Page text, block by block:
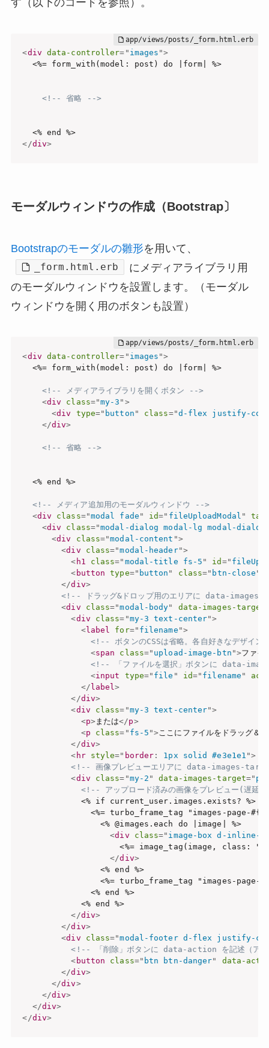
<div data-controller= " images ">
  <%= form_with(model: post) do |form| %>
<!-- 省略 -->
</div>
モーダルウィンドウの作成（Bootstrap〕
Bootstrapのモーダルの雛形を用いて、
_form.html.erb
にメディアライブラリ用
のモーダルウィンドウを設置します。（モーダル
ウィンドウを開く用のボタンも設置）
<div data-controller= " images ">
  <%= form_with(model: post) do |form| %>
<!-- メディアライブラリを開くボタン -->
<div class="my-3 " >
<div type=" button " class="d-flex justify-
</div>
<!-- 省略 -->
  <% end %>
<!-- メディア追加用のモーダルウィンドウ -->
<div class="modal fade " id=" fileUploadModal "
<div class="modal-dialog modal-lg modal-
<div class="modal-content ">
<div class="modal-header">
< h1 class=" modal-title fs-5 " id ="
< button type=" button " class=" btn-close "
</div>
<!-- ドラッグ&ドロップ用のエリアに data-
<div class="modal-body" data-images-target
<div class= "my-3 text-center">
<label for=" filename ">
<!-- ボタンのCSSは省略。各自好きなデザイ
<span class=" upload-image-btn ">ファイ
<!-- 「ファイルを選択」ボタンに data-
<input type=" file " id=" filename "
</ label>
</div>
<div class= "my-3 text-center">
<p>または</p>
<p class= " fs-5 ">ここにファイルをドラッグ＆
</div>
< hr style=" border : 1px solid #e3e1e1 ">
<!-- 画像プレビューエリアに data-images-
<div class= "my-2 " data-images-target="
<!-- アップロード済みの画像をプレビュー(遅延
            <% if current_user.images.exists? %>
<%= turbo_frame_tag "images-page-
                <% @images.each do |image| %>
<div class=" image-box d-inline-
<%= image_tag(image, class:
</div>
                <% end %>
<%= turbo_frame_tag "images-page-
              <% end %>
            <% end %>
</div>
</div>
<div class="modal-footer d-flex justify-
<!-- 「削除」ボタンに data-action を記述（アク
< button class=" btn btn-danger"
data-
</div>
</div>
</div>
</div>
</div>